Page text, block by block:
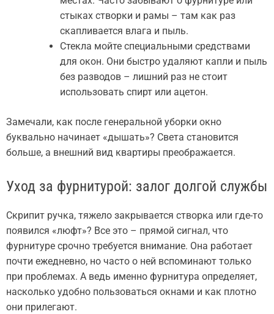
стыках створки и рамы – там как раз
скапливается влага и пыль.
Стекла мойте специальными средствами
для окон. Они быстро удаляют капли и пыль
без разводов – лишний раз не стоит
использовать спирт или ацетон.
Замечали, как после генеральной уборки окно
буквально начинает «дышать»? Света становится
больше, а внешний вид квартиры преображается.
Уход за фурнитурой: залог долгой службы
Скрипит ручка, тяжело закрывается створка или где-то
появился «люфт»? Все это – прямой сигнал, что
фурнитуре срочно требуется внимание. Она работает
почти ежедневно, но часто о ней вспоминают только
при проблемах. А ведь именно фурнитура определяет,
насколько удобно пользоваться окнами и как плотно
они прилегают.